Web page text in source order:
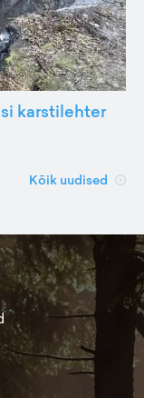
karstilehter
Kõik uudised